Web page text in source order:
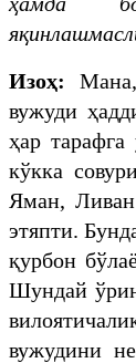
Изоҳ:
вужуди
ҳар
кўкка
Яман,
этяпти.
қурбон
Шундай
вужудини